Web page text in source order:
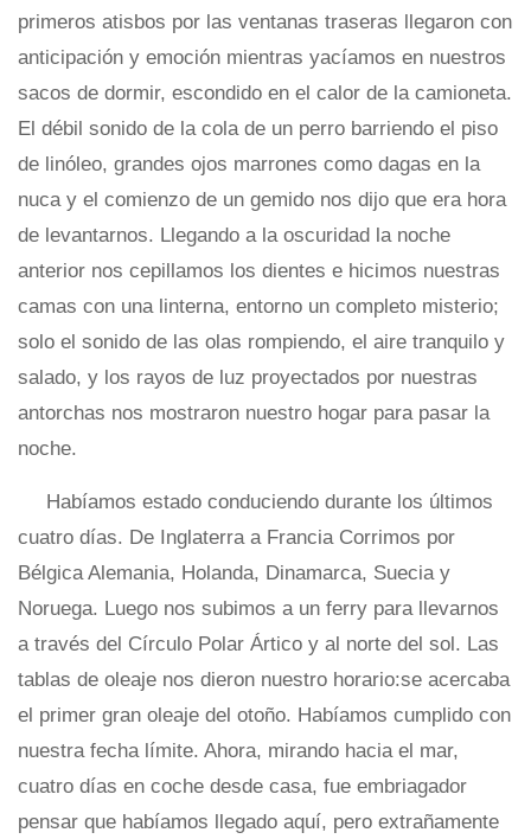
primeros atisbos por las ventanas traseras llegaron con
anticipación y emoción mientras yacíamos en nuestros
sacos de dormir, escondido en el calor de la camioneta.
El débil sonido de la cola de un perro barriendo el piso
de linóleo, grandes ojos marrones como dagas en la
nuca y el comienzo de un gemido nos dijo que era hora
de levantarnos. Llegando a la oscuridad la noche
anterior nos cepillamos los dientes e hicimos nuestras
camas con una linterna, entorno un completo misterio;
solo el sonido de las olas rompiendo, el aire tranquilo y
salado, y los rayos de luz proyectados por nuestras
antorchas nos mostraron nuestro hogar para pasar la
noche.
Habíamos estado conduciendo durante los últimos
cuatro días. De Inglaterra a Francia Corrimos por
Bélgica Alemania, Holanda, Dinamarca, Suecia y
Noruega. Luego nos subimos a un ferry para llevarnos
a través del Círculo Polar Ártico y al norte del sol. Las
tablas de oleaje nos dieron nuestro horario:se acercaba
el primer gran oleaje del otoño. Habíamos cumplido con
nuestra fecha límite. Ahora, mirando hacia el mar,
cuatro días en coche desde casa, fue embriagador
pensar que habíamos llegado aquí, pero extrañamente